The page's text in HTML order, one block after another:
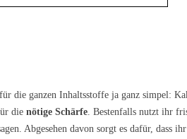
die ganzen Inhaltsstoffe ja ganz simpel:
die nötige Schärfe . Bestenfalls nutzt ihr
Abgesehen davon sorgt es dafür,